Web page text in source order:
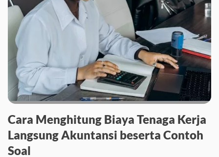
Cara Menghitung Biaya Tenaga Kerja
Langsung Akuntansi beserta Contoh
Soal